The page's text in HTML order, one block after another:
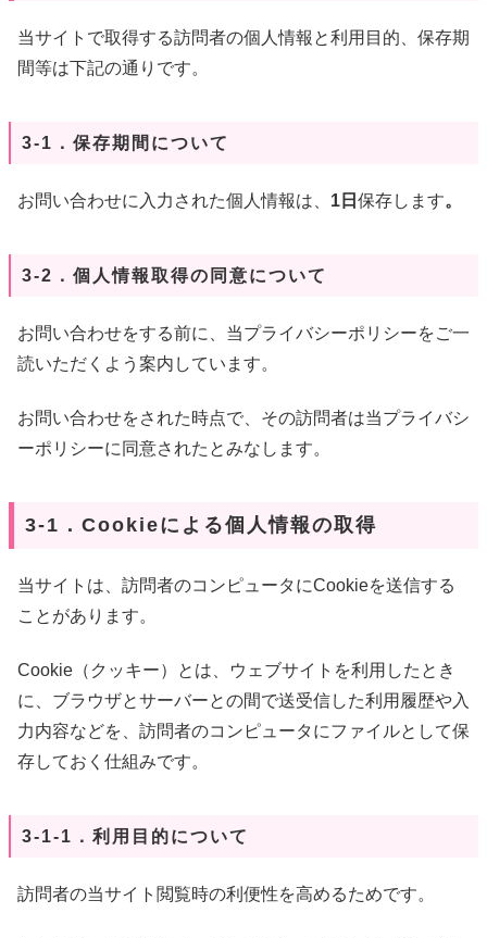
当サイトで取得する訪問者の個人情報と利用目的、保存期
間等は下記の通りです。
3-1．保存期間について
お問い合わせに入力された個人情報は、 1日 保存します。
3-2．個人情報取得の同意について
お問い合わせをする前に、当プライバシーポリシーをご一
読いただくよう案内しています。
お問い合わせをされた時点で、その訪問者は当プライバシ
ーポリシーに同意されたとみなします。
3-1．Cookieによる個人情報の取得
当サイトは、訪問者のコンピュータにCookieを送信する
ことがあります。
Cookie（クッキー）とは、ウェブサイトを利用したとき
に、ブラウザとサーバーとの間で送受信した利用履歴や入
力内容などを、訪問者のコンピュータにファイルとして保
存しておく仕組みです。
3-1-1．利用目的について
訪問者の当サイト閲覧時の利便性を高めるためです。